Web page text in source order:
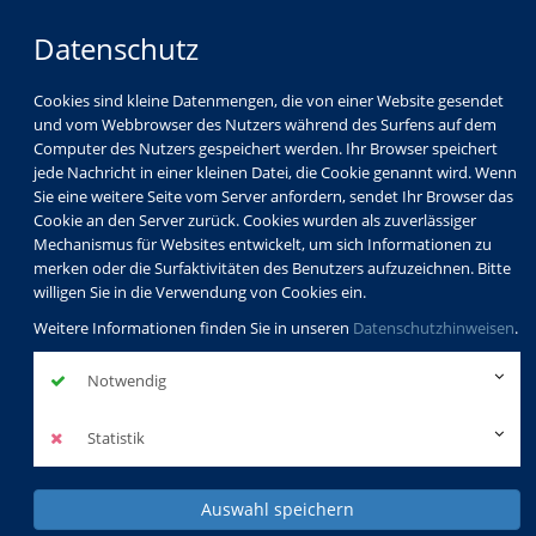
Datenschutz
Cookies sind kleine Datenmengen, die von einer Website gesendet
und vom Webbrowser des Nutzers während des Surfens auf dem
Computer des Nutzers gespeichert werden. Ihr Browser speichert
jede Nachricht in einer kleinen Datei, die Cookie genannt wird. Wenn
Sie eine weitere Seite vom Server anfordern, sendet Ihr Browser das
Cookie an den Server zurück. Cookies wurden als zuverlässiger
Mechanismus für Websites entwickelt, um sich Informationen zu
merken oder die Surfaktivitäten des Benutzers aufzuzeichnen. Bitte
willigen Sie in die Verwendung von Cookies ein.
Weitere Informationen finden Sie in unseren Datenschutzhinweisen.
Notwendig
Statistik
Auswahl speichern